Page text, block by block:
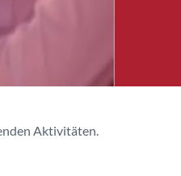
Aktivitäten.